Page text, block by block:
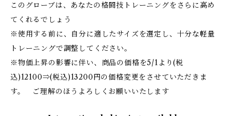
このグローブは、あなたの格闘技トレーニングをさらに高め
てくれるでしょう
※使用する前に、自分に適したサイズを選定し、十分な軽量
トレーニングで調整してください。
※物価上昇の影響に伴い、商品の価格を5/1より(税
込)12100⇒(税込)13200円の価格変更をさせていただきま
す。 ご理解のほうよろしくお願いいたします